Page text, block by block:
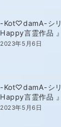
-Kot♡damA-シリ
Happy言霊作品
2023年5月6日
-Kot♡damA-シリ
Happy言霊作品
2023年5月6日